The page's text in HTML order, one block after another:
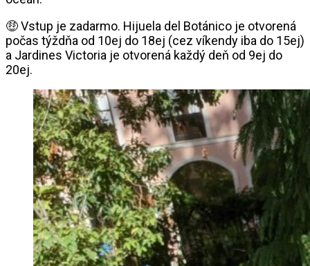
🤑 Vstup je zadarmo. Hijuela del Botánico je otvorená
počas týždňa od 10ej do 18ej (cez víkendy iba do 15ej)
a Jardines Victoria je otvorená každý deň od 9ej do
20ej.